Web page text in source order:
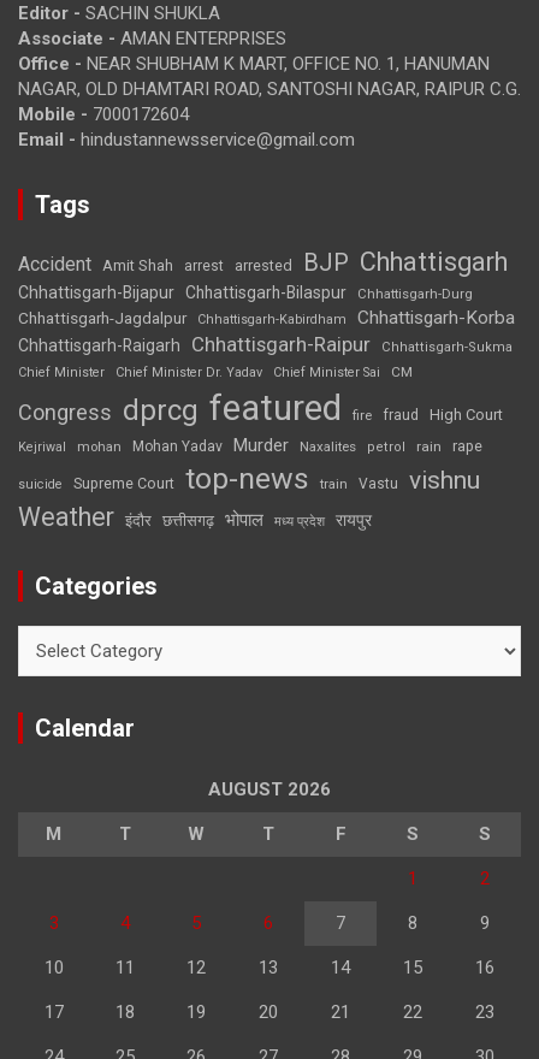
Editor - SACHIN SHUKLA
Associate - AMAN ENTERPRISES
Office - NEAR SHUBHAM K MART, OFFICE NO. 1, HANUMAN
NAGAR, OLD DHAMTARI ROAD, SANTOSHI NAGAR, RAIPUR C.G.
Mobile - 7000172604
Email - hindustannewsservice@gmail.com
Tags
Accident Amit Shah arrest arrested BJP Chhattisgarh
Chhattisgarh-Bijapur Chhattisgarh-Bilaspur Chhattisgarh-Durg
Chhattisgarh-Jagdalpur Chhattisgarh-Kabirdham Chhattisgarh-Korba
Chhattisgarh-Raigarh Chhattisgarh-Raipur
Chhattisgarh-Sukma
Chief Minister
Chief Minister Dr. Yadav Chief Minister Sai CM
Congress dprcg featured fire fraud High Court
Kejriwal mohan Mohan Yadav Murder Naxalites petrol rain rape
suicide Supreme Court top-news train Vastu vishnu
Weather इंदौर छत्तीसगढ़ भोपाल मध्य प्रदेश रायपुर
Categories
Calendar
AUGUST 2026
M T W T F S S
1 2
3 4 5 6 7 8 9
10 11 12 13 14 15 16
17 18 19 20 21 22 23